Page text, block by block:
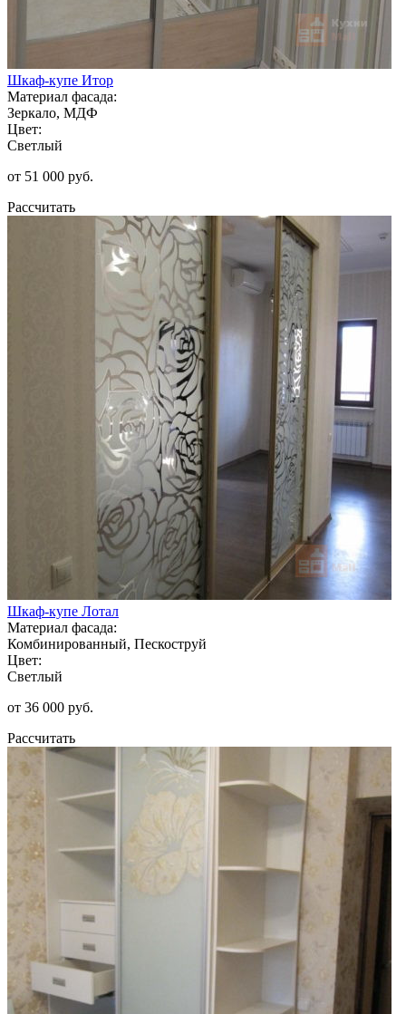
Шкаф-купе Итор
Материал фасада:
Зеркало, МДФ
Цвет:
Светлый
от 51 000 руб.
Рассчитать
Шкаф-купе Лотал
Материал фасада:
Комбинированный, Пескоструй
Цвет:
Светлый
от 36 000 руб.
Рассчитать